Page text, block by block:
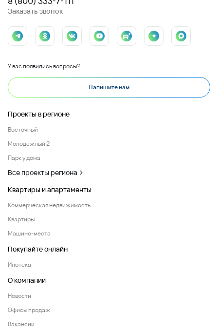
Заказать звонок
У вас появились вопросы?
Напишите нам
Проекты в регионе
Восточный
Молодежный 2
Парк у дома
Все проекты региона
Квартиры и апартаменты
Коммерческая недвижимость
Квартиры
Машино-места
Покупайте онлайн
Ипотека
О компании
Новости
Офисы продаж
Вакансии